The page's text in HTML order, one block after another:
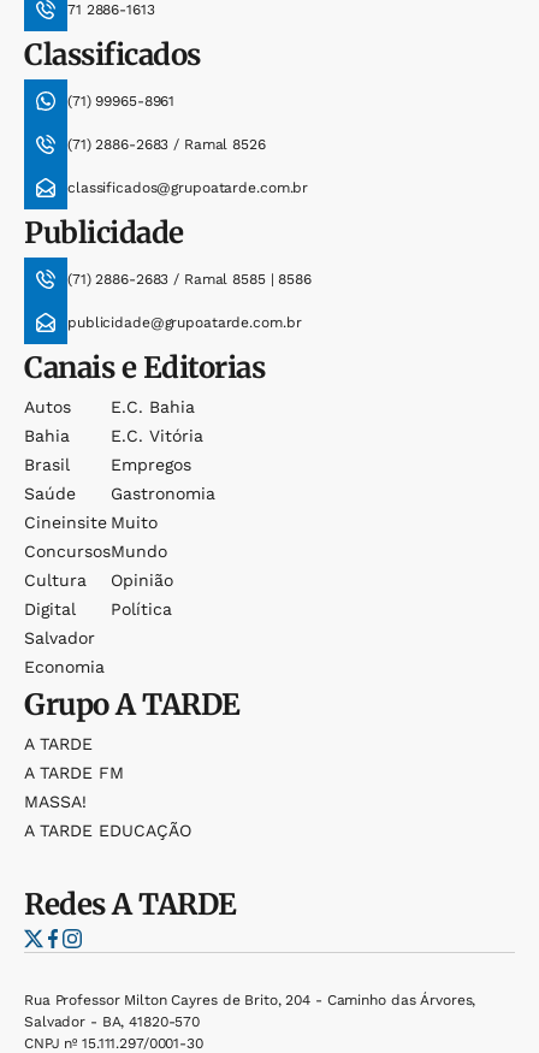
71 2886-1613
Classificados
(71) 99965-8961
(71) 2886-2683 / Ramal 8526
classificados@grupoatarde.com.br
Publicidade
(71) 2886-2683 / Ramal 8585 | 8586
publicidade@grupoatarde.com.br
Canais e Editorias
Autos
Bahia
Brasil
Saúde
Cineinsite
Concursos
Cultura
Digital
Salvador
Economia
E.c. Bahia
E.c. Vitória
Empregos
Gastronomia
Muito
Mundo
Opinião
Política
GrupoA TARDE
A TARDE
A TARDE FM
MASSA!
A TARDE EDUCAÇÃO
RedesA TARDE
Rua Professor Milton Cayres de Brito, 204 - Caminho das Árvores,
Salvador - BA, 41820-570
CNPJ nº 15.111.297/0001-30